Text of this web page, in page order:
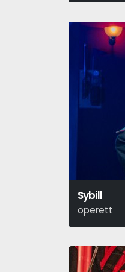
Anton
Sybill
operett
Jacobi